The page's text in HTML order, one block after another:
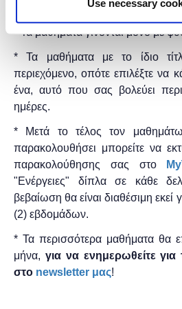
Use necessary
* Τα μαθήματα γίνονται μόνο με
* Τα μαθήματα με το ίδιο
περιεχόμενο, οπότε επιλέξτε να
ένα, αυτό που σας βολεύει
ημέρες.
* Μετά το τέλος τον
παρακολουθήσει μπορείτε να
παρακολούθησης ​σας στο
"Ενέργειες" δίπλα σε κάθε
βεβαίωση θα είναι διαθέσιμη εκεί
(2) εβδομάδων.
* Τα περισσότερα μαθήματα θα
μήνα, για να ενημερωθείτε
στο newsletter μας!